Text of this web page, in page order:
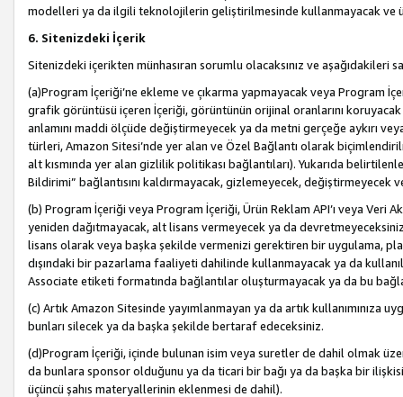
modelleri ya da ilgili teknolojilerin geliştirilmesinde kullanmayacak ve
6. Sitenizdeki İçerik
Sitenizdeki içerikten münhasıran sorumlu olacaksınız ve aşağıdakileri
(a)Program İçeriği’ne ekleme ve çıkarma yapmayacak veya Program
grafik görüntüsü içeren İçeriği, görüntünün orijinal oranlarını
anlamını maddi ölçüde değiştirmeyecek ya da metni gerçeğe aykırı
türleri, Amazon Sitesi’nde yer alan ve Özel Bağlantı olarak
alt kısmında yer alan gizlilik politikası bağlantıları). Yukarıda
Bildirimi” bağlantısını kaldırmayacak, gizlemeyecek,
(b) Program İçeriği veya Program İçeriği, Ürün Reklam API’ı veya Veri
yeniden dağıtmayacak, alt lisans vermeyecek ya da
lisans olarak veya başka şekilde vermenizi gerektiren bir uygulama,
dışındaki bir pazarlama faaliyeti dahilinde kullanmayacak ya da
Associate etiketi formatında bağlantılar oluşturmayacak ya da bu
(c) Artık Amazon Sitesinde yayımlanmayan ya da artık kullanımınıza
bunları silecek ya da başka şekilde bertaraf edeceksiniz.
(d)Program İçeriği, içinde bulunan isim veya suretler de dahil olmak
da bunlara sponsor olduğunu ya da ticari bir bağı ya da başka bir
üçüncü şahıs materyallerinin eklenmesi de dahil).